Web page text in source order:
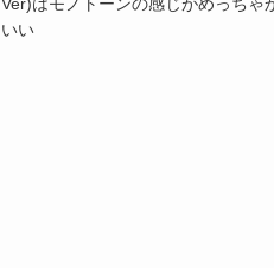
Ver)はモノトーンの感じがめっちゃ
いい